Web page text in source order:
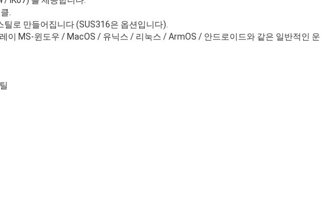
.
로 만들어집니다 (SUS316은 옵션입니다).
이 MS-윈도우 / MacOS / 유닉스 / 리눅스 / ArmOS / 안드로이드와 같은 일반적인 운